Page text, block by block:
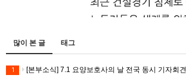
많이 본 글 태그
1 [본부소식] 7.1 요양보호사의 날 전국 동시 기자회견